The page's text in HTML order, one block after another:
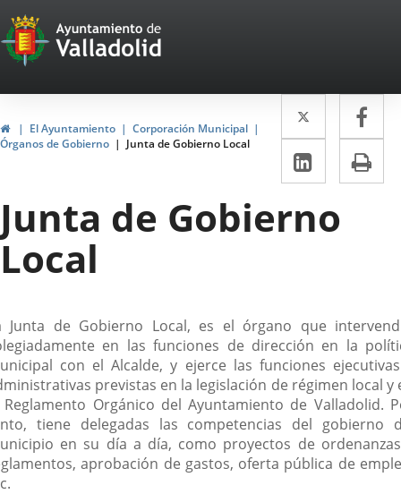
Portal
Web
del
Ayuntamiento
de
Valladolid
InicioEl Ayuntamiento
Corporación Municipal
Órganos de Gobierno
Junta de Gobierno Local
Twitter
Enlace
a
una
externa.
a
LinkedIn
Enlace
a
una
Junta de Gobierno
Local
Junta de Gobierno Local, es el órgano que
en las funciones de dirección en la
con el Alcalde, y ejerce las funciones
previstas en la legislación de régimen local y
Orgánico del Ayuntamiento de Valladolid.
tiene delegadas las competencias del gobierno
en su día a día, como proyectos de
aprobación de gastos, oferta pública de